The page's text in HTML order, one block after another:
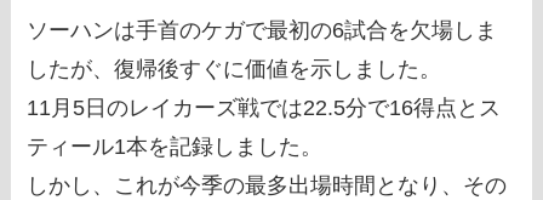
ソーハンは手首のケガで最初の6試合を欠場しま
したが、復帰後すぐに価値を示しました。
11月5日のレイカーズ戦では22.5分で16得点とス
ティール1本を記録しました。
しかし、これが今季の最多出場時間となり、その